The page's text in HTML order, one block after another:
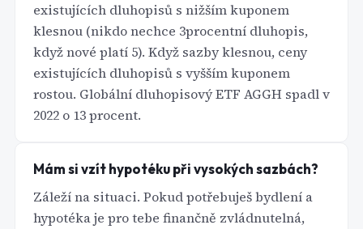
existujících dluhopisů s nižším kuponem
klesnou (nikdo nechce 3procentní dluhopis,
když nové platí 5). Když sazby klesnou, ceny
existujících dluhopisů s vyšším kuponem
rostou. Globální dluhopisový ETF AGGH spadl v
2022 o 13 procent.
Mám si vzít hypotéku při vysokých sazbách?
Záleží na situaci. Pokud potřebuješ bydlení a
hypotéka je pro tebe finančně zvládnutelná,